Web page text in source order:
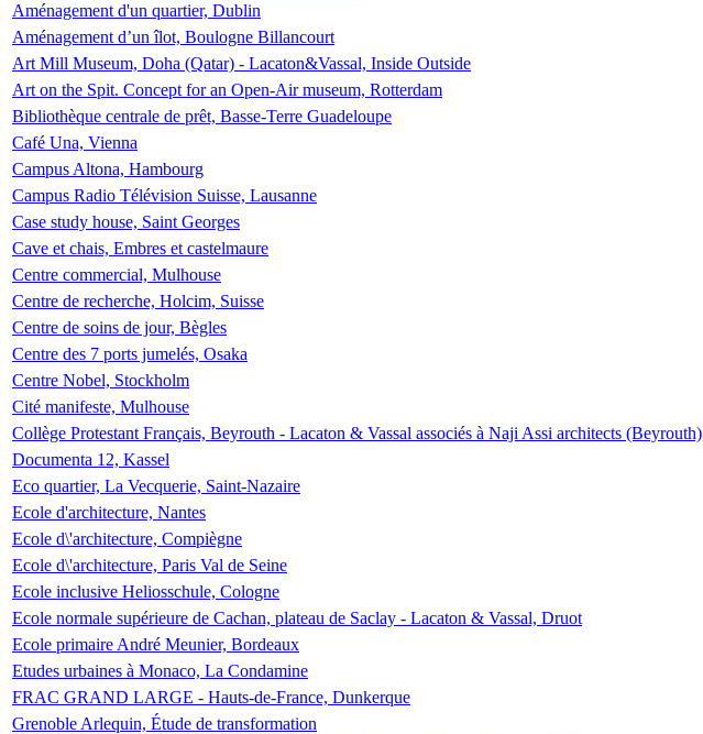
Aménagement d'un quartier, Dublin
Aménagement d’un îlot, Boulogne Billancourt
Art Mill Museum, Doha (Qatar) - Lacaton&Vassal, Inside Outside
Art on the Spit. Concept for an Open-Air museum, Rotterdam
Bibliothèque centrale de prêt, Basse-Terre Guadeloupe
Café Una, Vienna
Campus Altona, Hambourg
Campus Radio Télévision Suisse, Lausanne
Case study house, Saint Georges
Cave et chais, Embres et castelmaure
Centre commercial, Mulhouse
Centre de recherche, Holcim, Suisse
Centre de soins de jour, Bègles
Centre des 7 ports jumelés, Osaka
Centre Nobel, Stockholm
Cité manifeste, Mulhouse
Collège Protestant Français, Beyrouth - Lacaton & Vassal associés à Naji Assi architects (Beyrouth)
Documenta 12, Kassel
Eco quartier, La Vecquerie, Saint-Nazaire
Ecole d'architecture, Nantes
Ecole d\'architecture, Compiègne
Ecole d\'architecture, Paris Val de Seine
Ecole inclusive Heliosschule, Cologne
Ecole normale supérieure de Cachan, plateau de Saclay - Lacaton & Vassal, Druot
Ecole primaire André Meunier, Bordeaux
Etudes urbaines à Monaco, La Condamine
FRAC GRAND LARGE - Hauts-de-France, Dunkerque
Grenoble Arlequin, Étude de transformation